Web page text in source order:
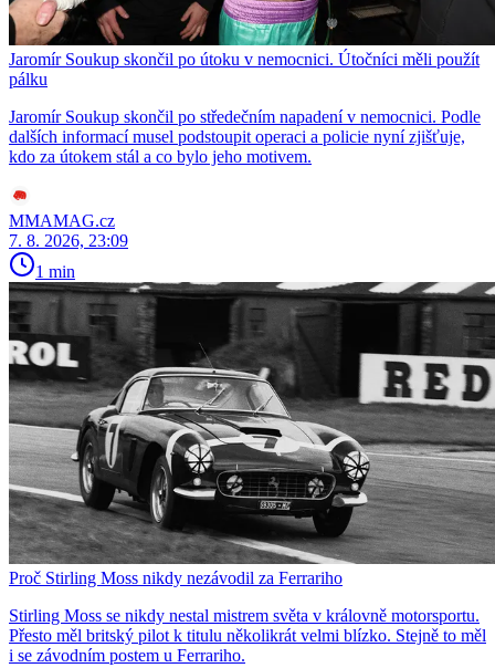
Jaromír Soukup skončil po útoku v nemocnici. Útočníci měli použít
pálku
Jaromír Soukup skončil po středečním napadení v nemocnici. Podle
dalších informací musel podstoupit operaci a policie nyní zjišťuje,
kdo za útokem stál a co bylo jeho motivem.
MMAMAG.cz
7. 8. 2026, 23:09
1 min
Proč Stirling Moss nikdy nezávodil za Ferrariho
Stirling Moss se nikdy nestal mistrem světa v královně motorsportu.
Přesto měl britský pilot k titulu několikrát velmi blízko. Stejně to měl
i se závodním postem u Ferrariho.